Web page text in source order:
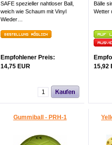
SAFE spezieller nahtloser Ball,
weich wie Schaum mit Vinyl
Wieder…
Empfohlener Preis:
14,75 EUR
Bälle
Wetter
15,92
Gummiball - PRH-1